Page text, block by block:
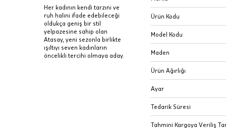
Stoklar çok
Taksit
Tek Çekim
2 Taksit
E-Posta Adresi
Her kadının kendi tarzını ve
ruh halini ifade edebileceği
oldukça geniş bir stil
yelpazesine sahip olan
Atasay, yeni sezonla birlikte
ışıltıyı seven kadınların
öncelikli tercihi olmaya aday.
Ürün Kodu
Model Kodu
Maden
Ürün Ağırlığı
Ayar
Tedarik Süresi
Tahmini Kargoya Veriliş
Sipariş
İptal:
seçilen